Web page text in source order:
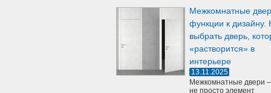
Межкомнатные
функции к дизайну.
выбрать дверь,
«растворится» в
интерьере
13.11.2025
Межкомнатные двери
не просто элемент